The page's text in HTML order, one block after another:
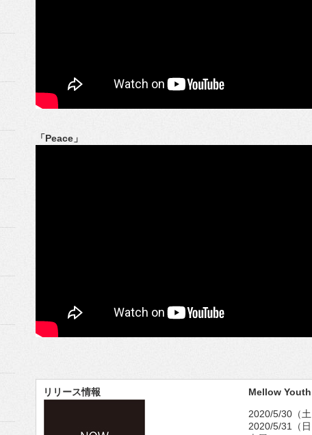
「Peace」
リリース情報
Mellow
2020/5/30（
2020/5/31（